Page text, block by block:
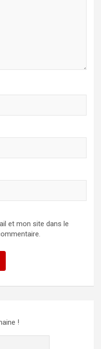
et mon site dans le
!